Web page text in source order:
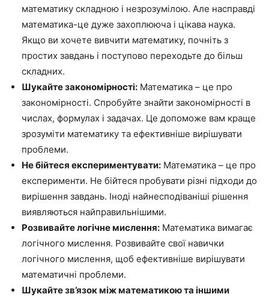
математику складною і незрозумілою. Але насправді
математика-це дуже захоплююча і цікава наука.
Якщо ви хочете вивчити математику, почніть з
простих завдань і поступово переходьте до більш
складних.
Шукайте закономірності: Математика – це про
закономірності. Спробуйте знайти закономірності в
числах, формулах і задачах. Це допоможе вам краще
зрозуміти математику та ефективніше вирішувати
проблеми.
Не бійтеся експериментувати: Математика – це про
експерименти. Не бійтеся пробувати різні підходи до
вирішення завдань. Іноді найнесподіваніші рішення
виявляються найправильнішими.
Розвивайте логічне мислення: Математика вимагає
логічного мислення. Розвивайте свої навички
логічного мислення, щоб ефективніше вирішувати
математичні проблеми.
Шукайте зв’язок між математикою та іншими